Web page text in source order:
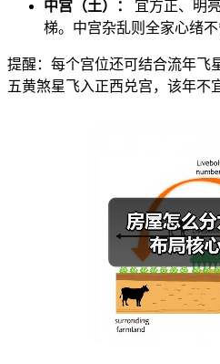
中宫（土）：
宜方正、明
梯。中宫杂乱则全家心绪不
提醒：每个宫位还可结合流年飞
五黄煞星飞入正西兑宫，该年不